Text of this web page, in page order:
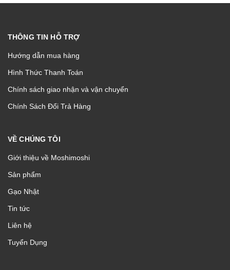
THÔNG TIN HỖ TRỢ
Hướng dẫn mua hàng
Hình Thức Thanh Toán
Chính sách giao nhận và vận chuyển
Chính Sách Đổi Trả Hàng
VỀ CHÚNG TÔI
Giới thiệu về Moshimoshi
Sản phẩm
Gạo Nhật
Tin tức
Liên hệ
Tuyển Dụng